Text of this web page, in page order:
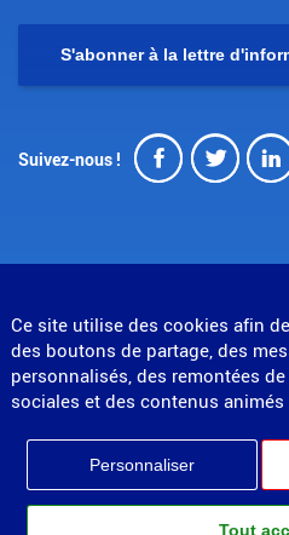
Ce site utilise des cookies afin
des boutons de partage, des
personnalisés, des remontées
sociales et des contenus
Personnaliser
Tout
S'abonner à la lettre
Suivez-nous !
© Direction générale des douanes
MENU
PIED
DE
PAGE
Mentions légales
Données
Gestion des cookies
Plan du site